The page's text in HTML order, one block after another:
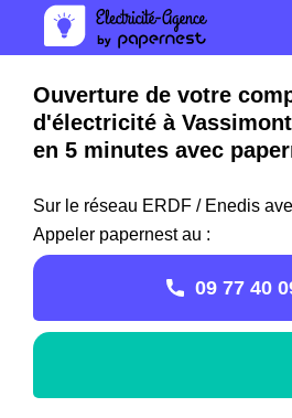
Ouverture de votre
d'électricité à
en 5 minutes avec
Sur le réseau ERDF / Enedis
Appeler papernest au :
09 77 40